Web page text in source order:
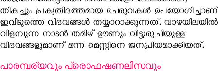
തികച്ചും പ്രകൃതിദത്തമായ ചേരുവകൾ ഉപയോഗിച്ചാണ്
ഇവിടുത്തെ വിഭവങ്ങൾ തയ്യാറാക്കുന്നത്. വാഴയിലയിൽ
വിളമ്പുന്ന നാടൻ തമിഴ് ഊണും വീട്ടുരുചിയുള്ള
വിഭവങ്ങളുമാണ് മന്ന മെസ്സിനെ ജനപ്രിയമാക്കിയത്.
പാരമ്പര്യവും പ്രൊഫഷണലിസവും